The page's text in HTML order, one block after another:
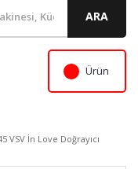
ARA
Ürün
VSV İn Love Doğrayıcı